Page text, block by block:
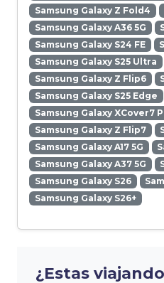
Samsung Galaxy Z Fold4
Samsung Galaxy A36 5G
Samsung Galaxy S24 FE
Samsung Galaxy S25 Ultra
Samsung Galaxy Z Flip6
Samsung Galaxy S25 Edge
Samsung Galaxy XCover7
Samsung Galaxy Z Flip7
Samsung Galaxy A17 5G
Samsung Galaxy A37 5G
Samsung Galaxy S26
Samsung Galaxy S26+
¿Estas